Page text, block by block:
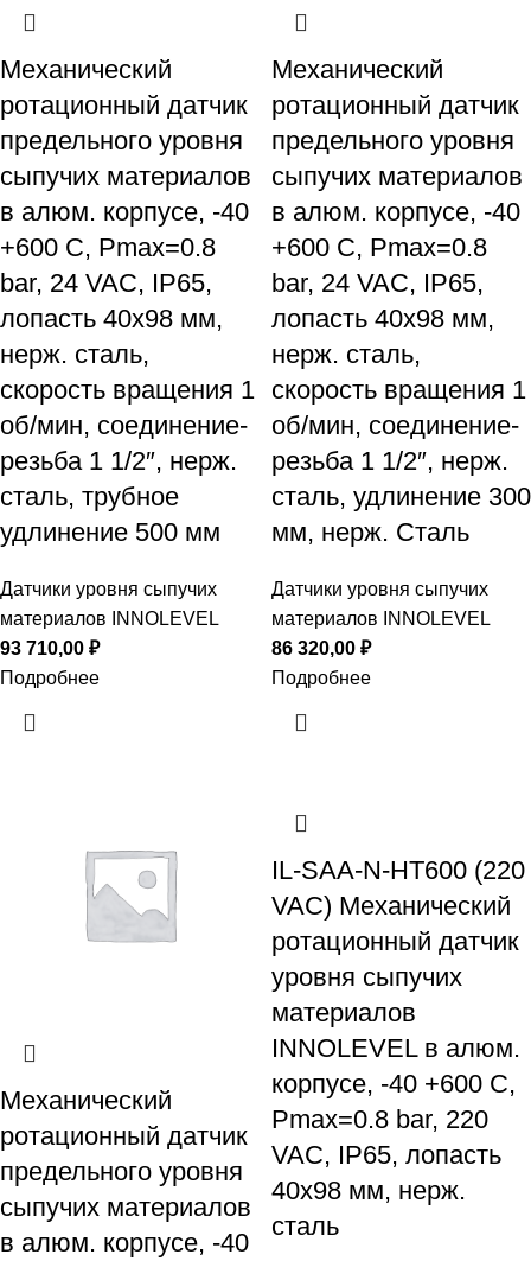
Механический
ротационный датчик
предельного уровня
сыпучих материалов
в алюм. корпусе, -40
+600 С, Рmax=0.8
bar, 24 VAC, IP65,
лопасть 40х98 мм,
нерж. сталь,
скорость вращения 1
об/мин, соединение-
резьба 1 1/2″, нерж.
сталь, трубное
удлинение 500 мм
Датчики уровня сыпучих
материалов INNOLEVEL
93 710,00 ₽
Подробнее
Механический
ротационный датчик
предельного уровня
сыпучих материалов
в алюм. корпусе, -40
+600 С, Рmax=0.8
bar, 24 VAC, IP65,
лопасть 40х98 мм,
нерж. сталь,
скорость вращения 1
об/мин, соединение-
резьба 1 1/2″, нерж.
сталь, удлинение 300
мм, нерж. Сталь
Датчики уровня сыпучих
материалов INNOLEVEL
86 320,00 ₽
Подробнее
Механический
ротационный датчик
предельного уровня
сыпучих материалов
в алюм. корпусе, -40
IL-SAA-N-HT600 (220
VAC) Механический
ротационный датчик
уровня сыпучих
материалов
INNOLEVEL в алюм.
корпусе, -40 +600 С,
Рmax=0.8 bar, 220
VAC, IP65, лопасть
40х98 мм, нерж.
сталь